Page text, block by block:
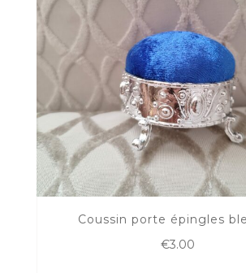
Coussin porte épingles
€3.00